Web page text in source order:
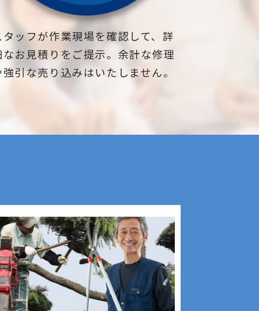
タッフが作業現場を確認して、詳
なお見積りをご提示。余計な修理
強引な売り込みはいたしません。